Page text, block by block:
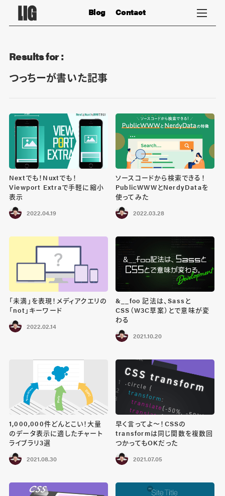
Contact
Blog
Results for :
つっちーが書いた記事
Nextでも！Nuxtでも！
Viewport Extraで手軽に縮小
表示
2022.04.19
ソースコードから検索できる！
PublicWWWとNerdyDataを
使ってみた
2022.03.28
「未満」を表現！メディアクエリの
「not」キーワード
2022.02.14
&__foo 記法は、Sassと
CSS（W3C草案）とで意味が変
わる
2021.10.20
1,000,000件どんとこい！大量
のデータ表示に適したチャート
ライブラリ3選
2021.08.30
早く言ってよ〜！CSSの
transformは同じ関数を複数回
つかってもOKだった
2021.07.05